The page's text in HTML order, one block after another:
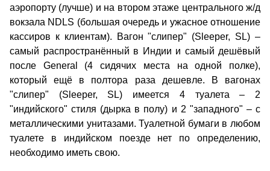
аэропорту (лучше) и на втором этаже центрального ж/д
вокзала NDLS (большая очередь и ужасное отношение
кассиров к клиентам). Вагон "слипер" (Sleeper, SL) –
самый распространённый в Индии и самый дешёвый
после General (4 сидячих места на одной полке),
который ещё в полтора раза дешевле. В вагонах
"слипер" (Sleeper, SL) имеется 4 туалета – 2
"индийского" стиля (дырка в полу) и 2 "западного" – с
металлическими унитазами. Туалетной бумаги в любом
туалете в индийском поезде нет по определению,
необходимо иметь свою.